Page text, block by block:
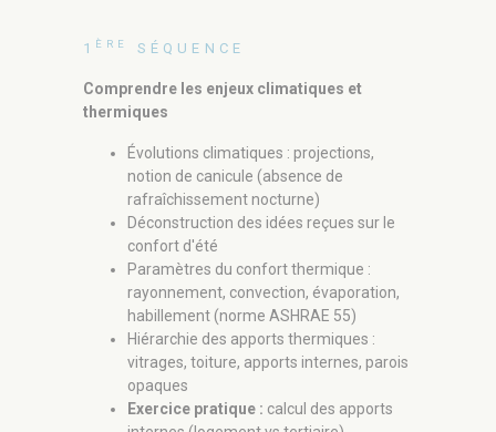
1 ÈRE SÉQUENCE
Comprendre les enjeux climatiques et
thermiques
Évolutions climatiques : projections,
notion de canicule (absence de
rafraîchissement nocturne)
Déconstruction des idées reçues sur le
confort d'été
Paramètres du confort thermique :
rayonnement, convection, évaporation,
habillement (norme ASHRAE 55)
Hiérarchie des apports thermiques :
vitrages, toiture, apports internes, parois
opaques
Exercice pratique : calcul des apports